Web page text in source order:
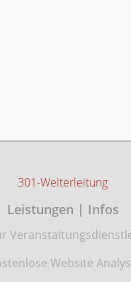
301-Weiterleitung
Leistungen | Infos
Website